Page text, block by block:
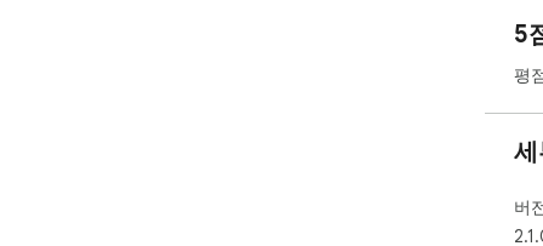
-
5
평
버